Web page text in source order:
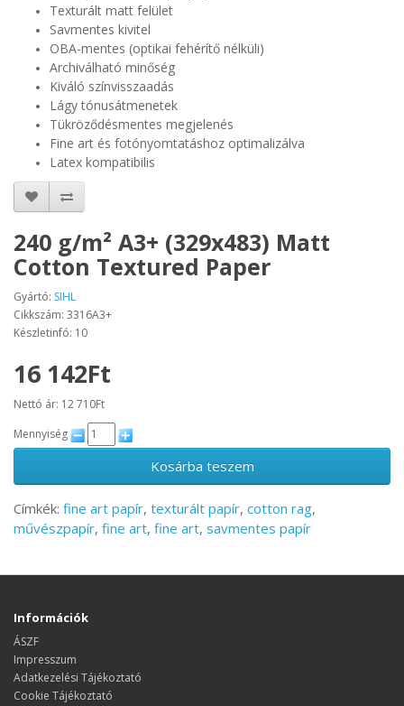
Texturált matt felület
Savmentes kivitel
OBA-mentes (optikai fehérítő nélküli)
Archiválható minőség
Kiváló színvisszaadás
Lágy tónusátmenetek
Tükröződésmentes megjelenés
Fine art és fotónyomtatáshoz optimalizálva
Latex kompatibilis
240 g/m² A3+ (329x483) Matt
Cotton Textured Paper
Gyártó: SIHL
Cikkszám: 3316A3+
Készletinfó: 10
16 142Ft
Nettó ár: 12 710Ft
Mennyiség
Kosárba teszem
Címkék: fine art papír, texturált papír, cotton rag,
művészpapír, fine art, fine art, savmentes papír
Információk
ÁSZF
Impresszum
Adatkezelési Tájékoztató
Cookie Tájékoztató